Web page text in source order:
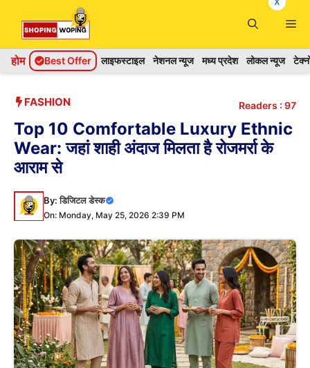
content
होम Best Offer लाइफस्टाइल नेशनल न्यूज मध्य प्रदेश लोकल न्यूज
FASHION Readers : 97
Top 10 Comfortable Luxury Ethnic
Wear: जहां शाही अंदाज मिलता है रोजमर्रा के
आराम से
By:डिजिटल डेस्क
On: Monday, May 25, 2026 2:39 PM